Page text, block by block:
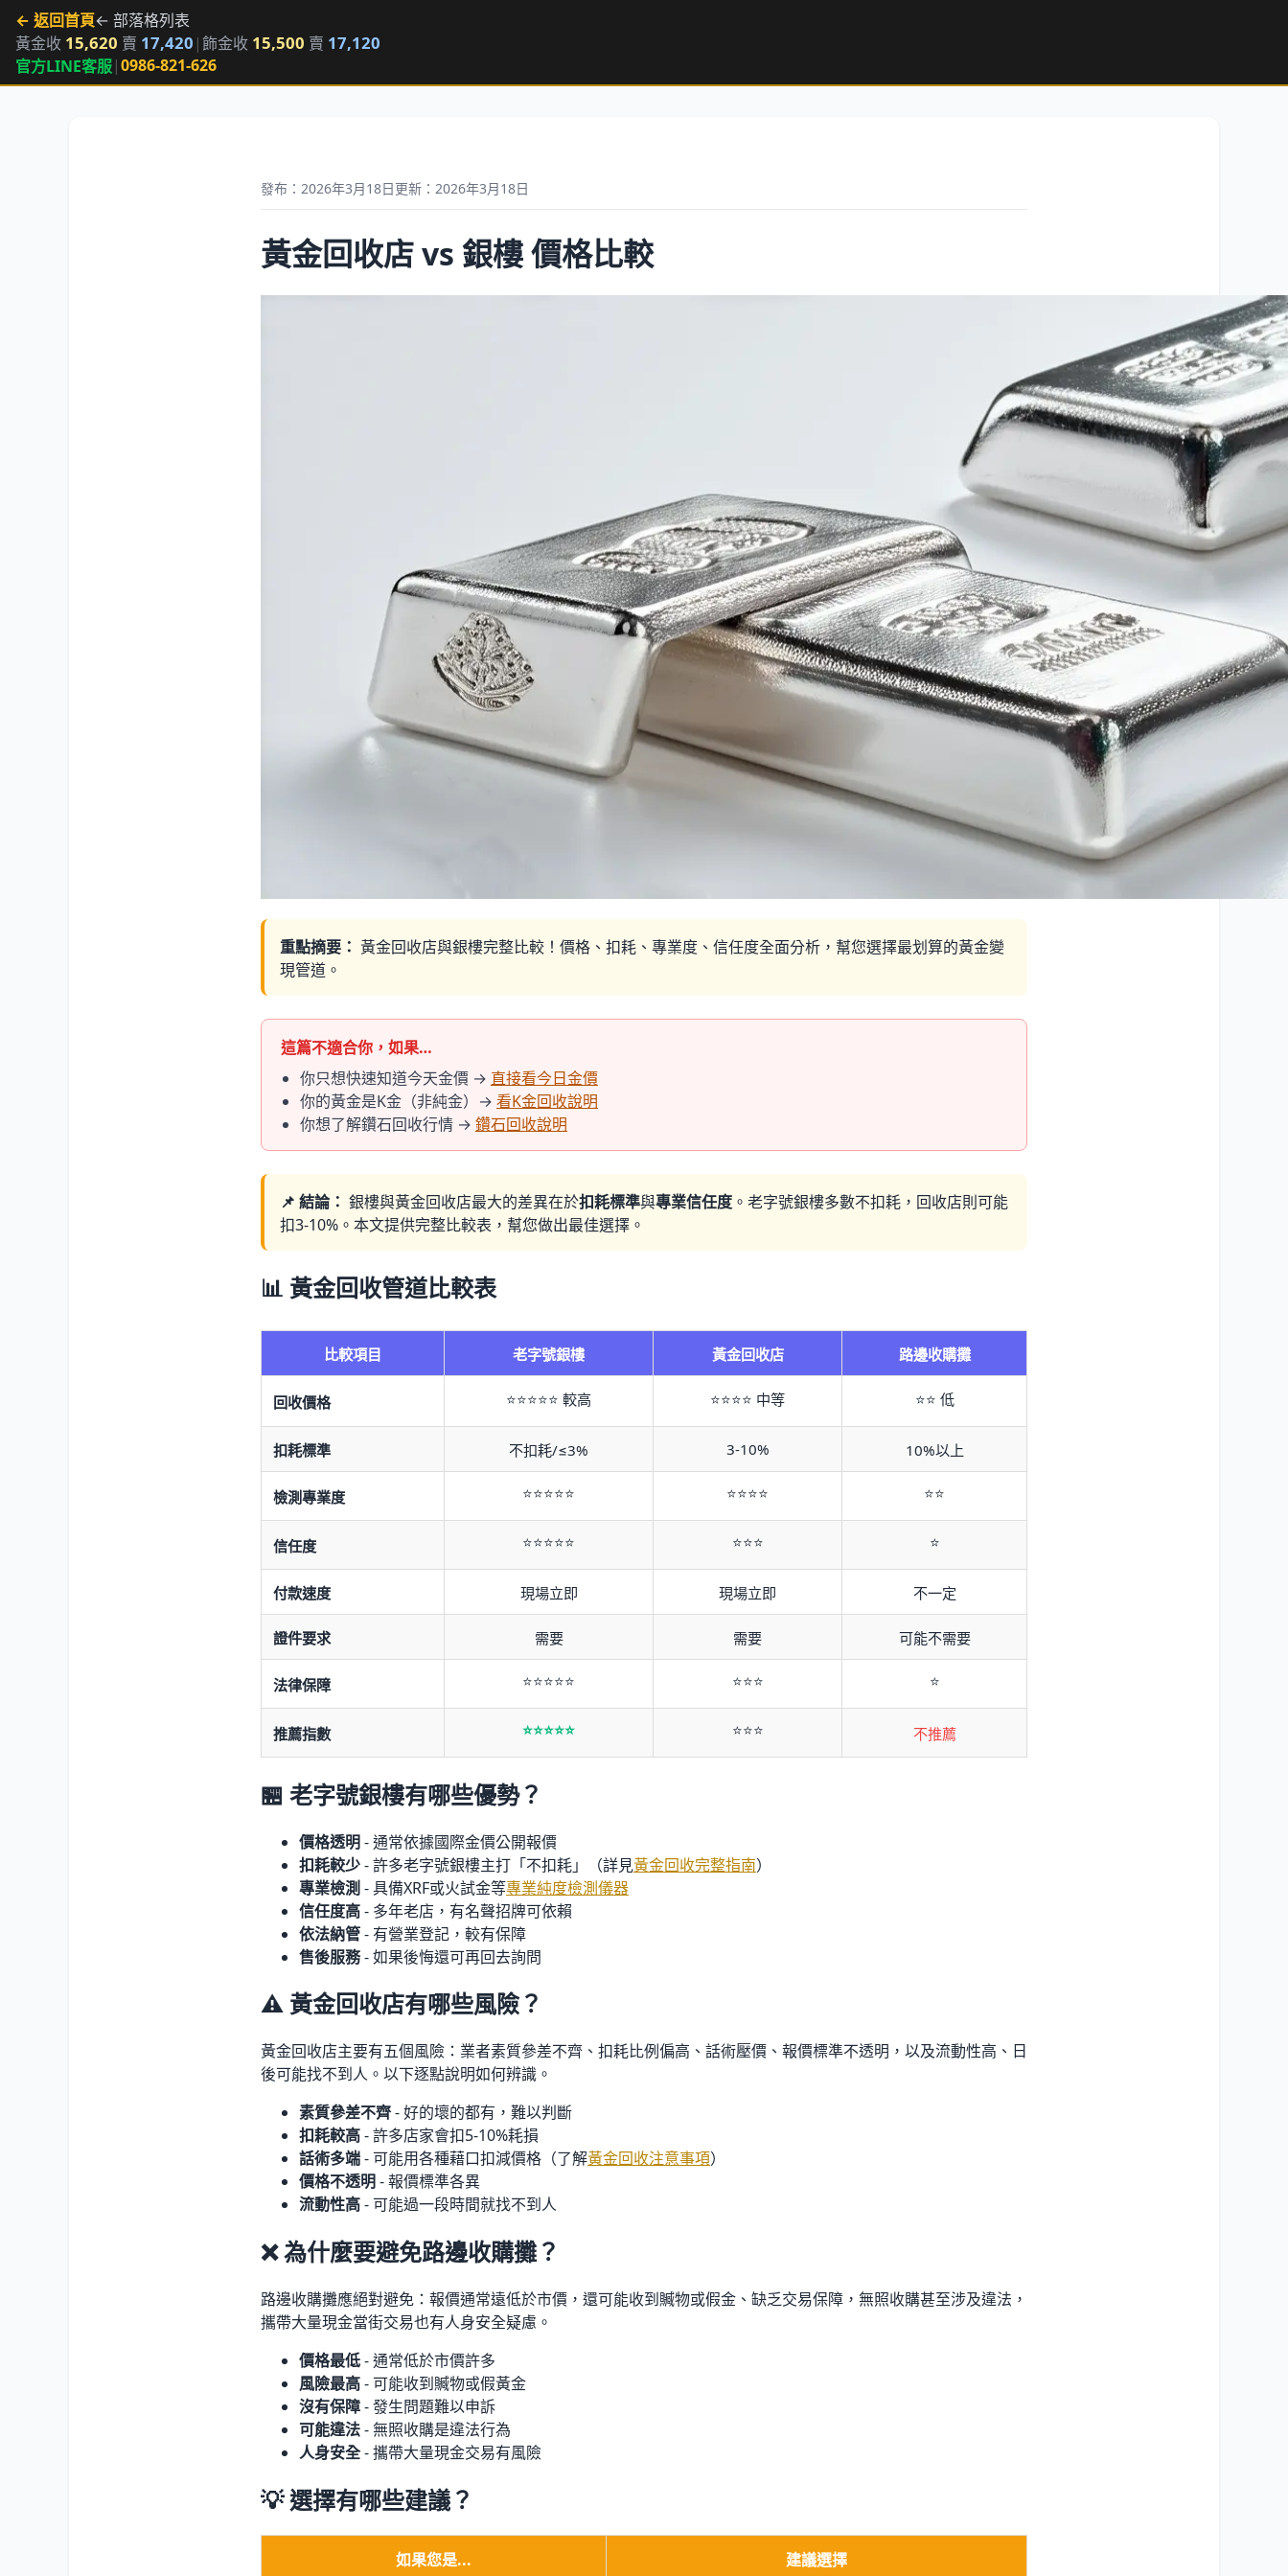
← 返回首頁← 部落格列表
黃金收 15,620 賣 17,420 |飾金收 15,500 賣 17,120
官方LINE客服|0986-821-626
發布：2026年3月18日更新：2026年3月18日
黃金回收店 vs 銀樓 價格比較
重點摘要： 黃金回收店與銀樓完整比較！價格、扣耗、專業度、信任度全面分析，幫您選擇最划算的黃金變
現管道。
這篇不適合你，如果…
你只想快速知道今天金價 → 直接看今日金價
你的黃金是K金（非純金）→ 看K金回收說明
你想了解鑽石回收行情 → 鑽石回收說明
📌 結論： 銀樓與黃金回收店最大的差異在於扣耗標準與專業信任度 。老字號銀樓多數不扣耗，回收店則可能
扣3-10%。本文提供完整比較表，幫您做出最佳選擇。
📊 黃金回收管道比較表
比較項目 老字號銀樓 黃金回收店 路邊收購攤
回收價格 ⭐⭐⭐⭐⭐ 較高 ⭐⭐⭐⭐ 中等 ⭐⭐ 低
扣耗標準 不扣耗/≤3% 3-10% 10%以上
檢測專業度 ⭐⭐⭐⭐⭐ ⭐⭐⭐⭐ ⭐⭐
信任度 ⭐⭐⭐⭐⭐ ⭐⭐⭐ ⭐
付款速度 現場立即 現場立即 不一定
證件要求 需要 需要 可能不需要
法律保障 ⭐⭐⭐⭐⭐ ⭐⭐⭐ ⭐
推薦指數 ⭐⭐⭐⭐⭐ ⭐⭐⭐ 不推薦
🏪 老字號銀樓有哪些優勢？
價格透明- 通常依據國際金價公開報價
扣耗較少- 許多老字號銀樓主打「不扣耗」（詳見黃金回收完整指南）
專業檢測- 具備XRF或火試金等專業純度檢測儀器
信任度高- 多年老店，有名聲招牌可依賴
依法納管- 有營業登記，較有保障
售後服務- 如果後悔還可再回去詢問
⚠️ 黃金回收店有哪些風險？
黃金回收店主要有五個風險：業者素質參差不齊、扣耗比例偏高、話術壓價、報價標準不透明，以及流動性高、日
後可能找不到人。以下逐點說明如何辨識。
素質參差不齊- 好的壞的都有，難以判斷
扣耗較高- 許多店家會扣5-10%耗損
話術多端- 可能用各種藉口扣減價格（了解黃金回收注意事項）
價格不透明- 報價標準各異
流動性高- 可能過一段時間就找不到人
❌ 為什麼要避免路邊收購攤？
路邊收購攤應絕對避免：報價通常遠低於市價，還可能收到贓物或假金、缺乏交易保障，無照收購甚至涉及違法，
攜帶大量現金當街交易也有人身安全疑慮。
價格最低- 通常低於市價許多
風險最高- 可能收到贓物或假黃金
沒有保障- 發生問題難以申訴
可能違法- 無照收購是違法行為
人身安全- 攜帶大量現金交易有風險
💡 選擇有哪些建議？
如果您是... 建議選擇